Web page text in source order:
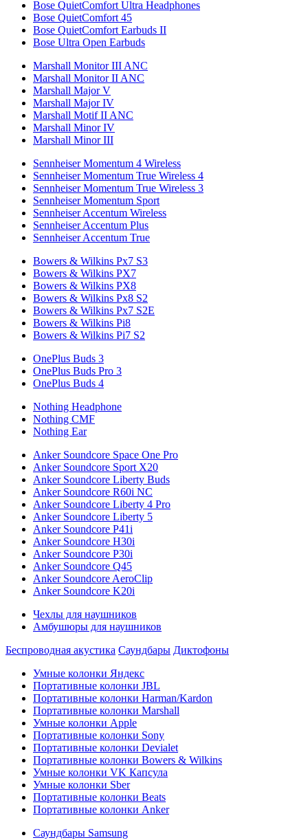
Bose QuietComfort Ultra Headphones
Bose QuietComfort 45
Bose QuietComfort Earbuds II
Bose Ultra Open Earbuds
Marshall Monitor III ANC
Marshall Monitor II ANC
Marshall Major V
Marshall Major IV
Marshall Motif II ANC
Marshall Minor IV
Marshall Minor III
Sennheiser Momentum 4 Wireless
Sennheiser Momentum True Wireless 4
Sennheiser Momentum True Wireless 3
Sennheiser Momentum Sport
Sennheiser Accentum Wireless
Sennheiser Accentum Plus
Sennheiser Accentum True
Bowers & Wilkins Px7 S3
Bowers & Wilkins PX7
Bowers & Wilkins PX8
Bowers & Wilkins Px8 S2
Bowers & Wilkins Px7 S2E
Bowers & Wilkins Pi8
Bowers & Wilkins Pi7 S2
OnePlus Buds 3
OnePlus Buds Pro 3
OnePlus Buds 4
Nothing Headphone
Nothing CMF
Nothing Ear
Anker Soundcore Space One Pro
Anker Soundcore Sport X20
Anker Soundcore Liberty Buds
Anker Soundcore R60i NC
Anker Soundcore Liberty 4 Pro
Anker Soundcore Liberty 5
Anker Soundcore P41i
Anker Soundcore H30i
Anker Soundcore P30i
Anker Soundcore Q45
Anker Soundcore AeroClip
Anker Soundcore K20i
Чехлы для наушников
Амбушюры для наушников
Беспроводная акустика Саундбары Диктофоны
Умные колонки Яндекс
Портативные колонки JBL
Портативные колонки Harman/Kardon
Портативные колонки Marshall
Умные колонки Apple
Портативные колонки Sony
Портативные колонки Devialet
Портативные колонки Bowers & Wilkins
Умные колонки VK Капсула
Умные колонки Sber
Портативные колонки Beats
Портативные колонки Anker
Саундбары Samsung